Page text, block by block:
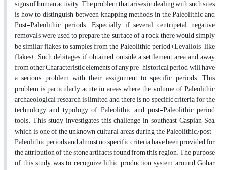
signs of human activity. The problem that arises in dealing with such sites
is how to distinguish between knapping methods in the Paleolithic and
Post-Paleolithic periods. Especially if several centripetal negative
removals were used to prepare the surface of a rock, there would simply
be similar flakes to samples from the Paleolithic period (Levallois-like
flakes). Such debitages, if obtained outside a settlement area and away
from other Characteristic elements of any pre-historical period, will have
a serious problem with their assignment to specific periods. This
problem is particularly acute in areas where the volume of Paleolithic
archaeological research is limited and there is no specific criteria for the
technology and typology of Paleolithic and post-Paleolithic period
tools. This study investigates this challenge in southeast Caspian Sea,
which is one of the unknown cultural areas during the Paleolithic/post-‌
Paleolithic periods and almost no specific criteria have been provided for
the attribution of the stone artifacts found from this region. The purpose
of this study was to recognize lithic production system around Gohar